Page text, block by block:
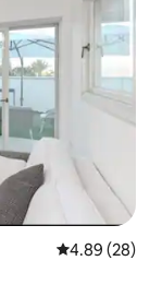
Ukadiriaji wa
4.89 (28)